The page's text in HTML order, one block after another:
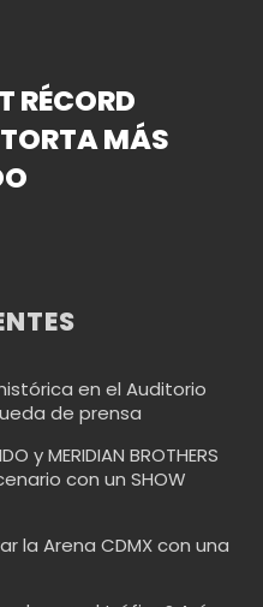
RÉCORD
MÁS
en el Auditorio
de prensa
y MERIDIAN BROTHERS
con un SHOW
la Arena CDMX con una